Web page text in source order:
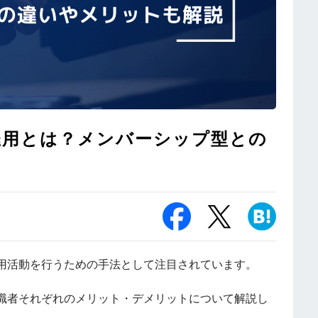
とは？メンバーシップ型との
動を行うための手法として注目されています。
それぞれのメリット・デメリットについて解説し